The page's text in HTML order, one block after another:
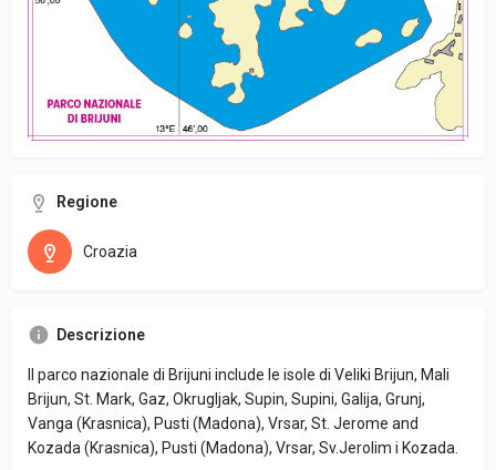
Regione
Croazia
Descrizione
Il parco nazionale di Brijuni include le isole di Veliki Brijun, Mali
Brijun, St. Mark, Gaz, Okrugljak, Supin, Supini, Galija, Grunj,
Vanga (Krasnica), Pusti (Madona), Vrsar, St. Jerome and
Kozada (Krasnica), Pusti (Madona), Vrsar, Sv.Jerolim i Kozada.